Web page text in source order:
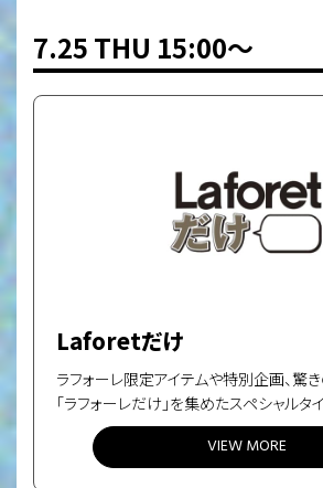
7.25 THU 15:00〜
Laforetだけ
ラフォーレ限定アイテムや特別企画、驚
「ラフォーレだけ」を集めたスペシャルタ
VIEW MORE